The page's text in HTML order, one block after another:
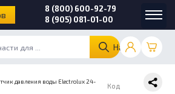
Найти
8 (800) 600-92-79
8 (905) 081-01-00
давления воды Electrolux 24-
Код